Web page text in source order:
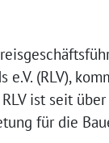
e.V. (RLV),
ist seit
für die